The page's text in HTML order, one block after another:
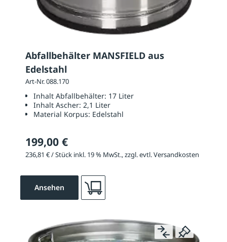
Abfallbehälter MANSFIELD aus
Edelstahl
Art-Nr. 088.170
Inhalt Abfallbehälter: 17 Liter
Inhalt Ascher: 2,1 Liter
Material Korpus: Edelstahl
199,00 €
236,81 € / Stück inkl. 19 % MwSt., zzgl. evtl. Versandkosten
Ansehen